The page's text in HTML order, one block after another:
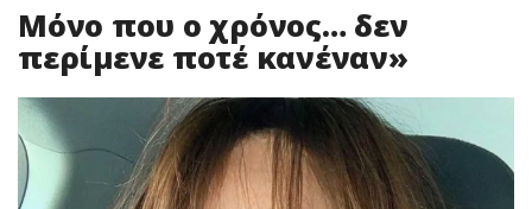
Μόνο που ο χρόνος… δεν
περίμενε ποτέ κανέναν»